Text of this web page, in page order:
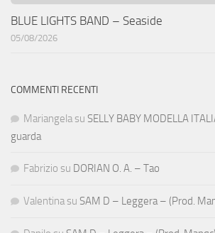
BLUE LIGHTS BAND – Seaside
05/08/2026
COMMENTI RECENTI
Mariangela su SELLY BABY MODELLA
guarda
Fabrizio su DORIAN O. A. – Tao
Valentina su SAM D – Leggera – (Prod.